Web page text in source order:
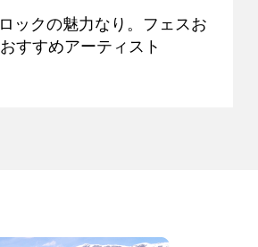
ックの魅力なり。フェスお
すすめアーティスト